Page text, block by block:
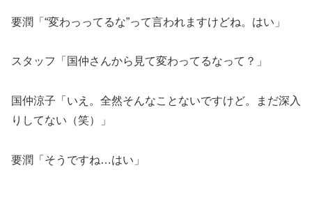
要潤「“変わっってるな”って言われますけどね。はい」
スタッフ「国仲さんから見て変わってるなって？」
国仲涼子「いえ。全然そんなことないですけど。まだ深入
りしてない（笑）」
要潤「そうですね…はい」